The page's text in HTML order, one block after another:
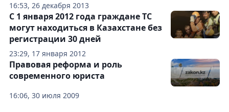
16:53, 26 декабря 2013
23:29, 17 января 2012
С 1 января 2012 года граждане ТС
могут находиться в Казахстане без
регистрации 30 дней
16:06, 30 июля 2009
Правовая реформа и роль
современного юриста